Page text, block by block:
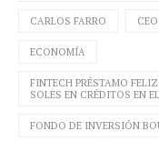
CARLOS FARRO CEO
ECONOMÍA
FINTECH PRÉSTAMO
SOLES EN CRÉDITOS EN
FONDO DE INVERSIÓN